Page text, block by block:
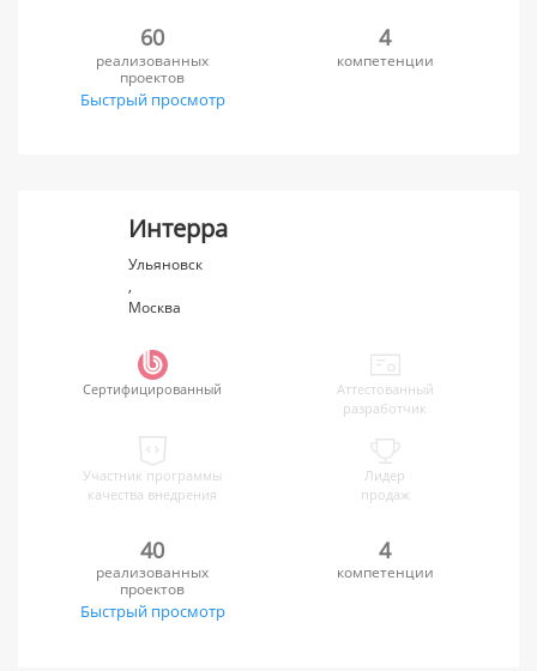
60
реализованных
проектов
Быстрый просмотр
4
компетенции
Интерра
Ульяновск
,
Москва
Сертифицированный
Аттестованный
разработчик
Участник программы
качества внедрения
Лидер
продаж
40
реализованных
проектов
Быстрый просмотр
4
компетенции